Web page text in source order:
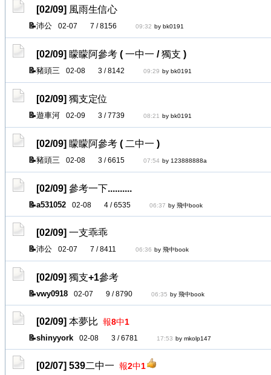
[02/09] 風雨生信心
沛公 02-07 7 / 8156 09:32 by bk0191
[02/09] 矇矇阿參考 ( 一中一 / 獨支 )
豬頭三 02-08 3 / 8142 09:29 by bk0191
[02/09] 獨支定位
遊車河 02-09 3 / 7739 08:21 by bk0191
[02/09] 矇矇阿參考 ( 二中一 )
豬頭三 02-08 3 / 6615 07:54 by 123888888a
[02/09] 參考一下..........
a531052 02-08 4 / 6535 06:37 by 飛中book
[02/09] 一支乖乖
沛公 02-07 7 / 8411 06:36 by 飛中book
[02/09] 獨支+1參考
vwy0918 02-07 9 / 8790 06:35 by 飛中book
[02/09] 本夢比 報8中1
shinyyork 02-08 3 / 6781 17:53 by mkolp147
[02/07] 539二中一 報2中1